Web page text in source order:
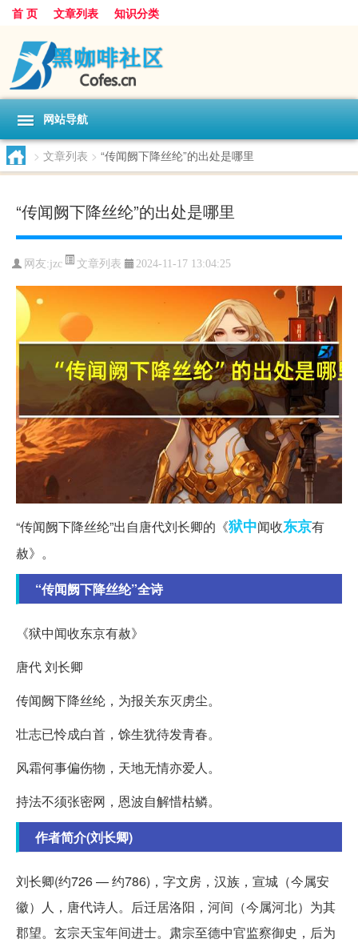
首 页 文章列表 知识分类
网站导航
> 文章列表 > “传闻阙下降丝纶”的出处是哪里
“传闻阙下降丝纶”的出处是哪里
网友:jzc 文章列表 2024-11-17 13:04:25
“传闻阙下降丝纶”出自唐代刘长卿的《狱中闻收东京有
赦》。
“传闻阙下降丝纶”全诗
《狱中闻收东京有赦》
唐代 刘长卿
传闻阙下降丝纶，为报关东灭虏尘。
壮志已怜成白首，馀生犹待发青春。
风霜何事偏伤物，天地无情亦爱人。
持法不须张密网，恩波自解惜枯鳞。
作者简介(刘长卿)
刘长卿(约726 — 约786)，字文房，汉族，宣城（今属安
徽）人，唐代诗人。后迁居洛阳，河间（今属河北）为其
郡望。玄宗天宝年间进士。肃宗至德中官监察御史，后为